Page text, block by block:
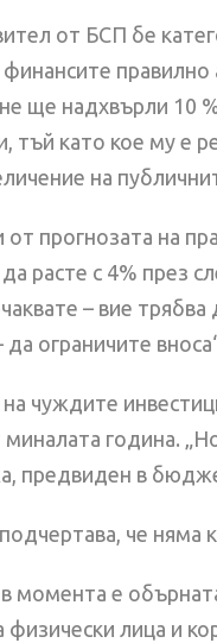
от БСП бе
правилно
ще надхвърли 10
тъй като кое му е
на
прогнозата на
расте с 4% през
– вие
да ограничите
чуждите
година.
предвиден в
че няма
момента е
лица и